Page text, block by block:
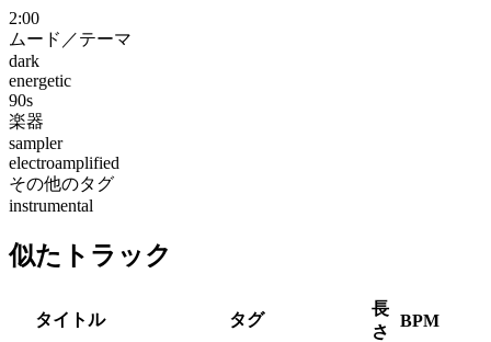
2:00
ムード／テーマ
dark
energetic
90s
楽器
sampler
electroamplified
その他のタグ
instrumental
似たトラック
タイトル タグ
長
さ
BPM